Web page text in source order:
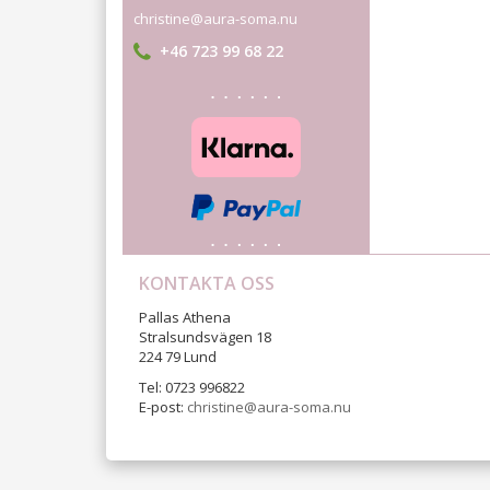
christine@aura-soma.nu
+46 723 99 68 22
KONTAKTA OSS
Pallas Athena
Stralsundsvägen 18
224 79 Lund
Tel: 0723 996822
E-post: christine@aura-soma.nu